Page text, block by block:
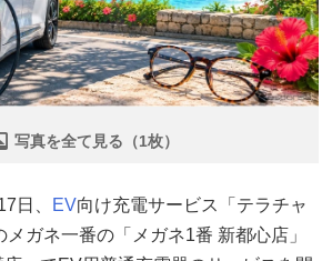
写真を全て見る（1枚）
日、 EV向け充電サービス「テラチャ
ガネ一番の「メガネ1番 新都心店」